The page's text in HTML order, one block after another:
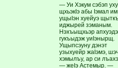
— Уи Хэкум сэбэп
щхьэкIэ абы Iэмал
ущыIэн хуейуэ
иджырей зэманым.
Нэхъыщхьэр апхуэдэ
гукъыдэж уиIэнырщ.
Ущыпсэуну дэнэт
узыхуейр жаIэмэ,
хэмылъу, ар си
— жеIэ Астемыр. —